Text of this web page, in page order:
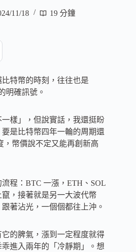
11/18 19 分鐘
特幣的時刻，往往也是
明確訊號。
樣」，但說實話，我還挺盼
是比特幣四年一輪的周期還
，幣價說不定又能再創新高
程：BTC 一漲，ETH、SOL
，接著就是另一大波代幣
著沾光，一個個都往上沖。
的脾氣，漲到一定程度就得
進入兩年的「冷靜期」。想